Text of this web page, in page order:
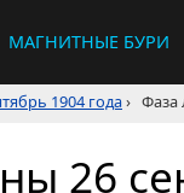
МАГНИТНЫЕ БУРИ
1904 года› Фаза
26